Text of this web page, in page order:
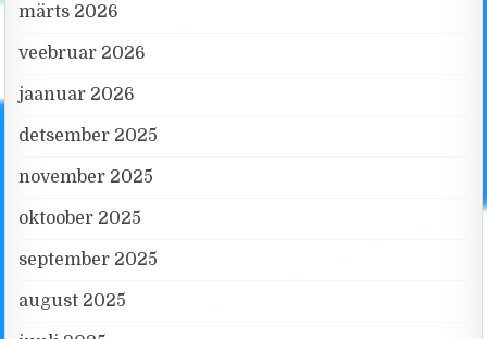
märts 2026
veebruar 2026
jaanuar 2026
detsember 2025
november 2025
oktoober 2025
september 2025
august 2025